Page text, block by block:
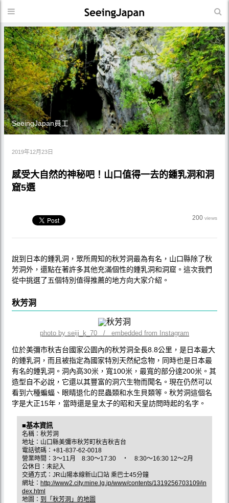
SeeingJapan員工
2019年12月23日
感受大自然的神秘吧！山口值得一去的鍾乳洞和洞
窟5選
200 views
說到日本的鍾乳洞，眾所周知的秋芳洞最為有名，山口縣除了秋
芳洞外，還點在著許多其他充滿個性的鍾乳洞和洞窟。這次我們
從中挑選了五個特別值得推薦的地方向大家介紹。
秋芳洞
photo by seiji_k_70 / embedded from Instagram
位於美彌市秋吉台國家公園內的秋芳洞全長8.8公里，是日本最大
的鍾乳洞，而且被指定為國家特別天然紀念物，同時也是日本最
有名的鍾乳洞。洞內高30米，寬100米，最寬的部分達200米。其
造型自不必說，它還以其豐富的洞穴生物而聞名。現在仍然可以
看到六種蝙蝠、眼睛退化的昆蟲類和水生貝類等。秋芳洞這個名
字是大正15年，當時還是皇太子的昭和天皇訪問時起的名字。
■基本資訊
名稱：秋芳洞
地址：山口縣美彌市秋芳町秋吉秋吉台
電話號碼：+81-837-62-0018
營業時間：3～11月 8:30～17:30 ・ 8:30～16:30 12～2月
公休日：未記入
交通方式：JR山陽本線新山口站 乘巴士45分鐘
網址： http://www2.city.mine.lg.jp/www/contents/1319256703109/in
dex.html
地圖： 到「秋芳洞」的地圖